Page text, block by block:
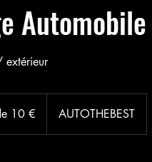
Automobile
extérieur
10 € AUTOTHEBEST